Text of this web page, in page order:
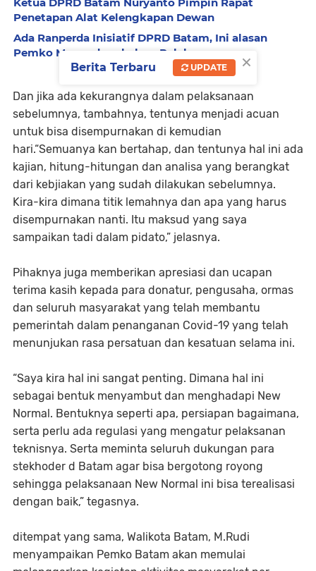
Penetapan Alat Kelengkapan Dewan
Ada Ranperda Inisiatif DPRD Batam, Ini alasan
Pemko Menunda sebelum Pelaksanaan
Dan jika ada kekurangnya dalam pelaksanaan
sebelumnya, tambahnya, tentunya menjadi acuan
untuk bisa disempurnakan di kemudian
hari.“Semuanya kan bertahap, dan tentunya hal ini ada
kajian, hitung-hitungan dan analisa yang berangkat
dari kebjiakan yang sudah dilakukan sebelumnya.
Kira-kira dimana titik lemahnya dan apa yang harus
disempurnakan nanti. Itu maksud yang saya
sampaikan tadi dalam pidato,” jelasnya.
Pihaknya juga memberikan apresiasi dan ucapan
terima kasih kepada para donatur, pengusaha, ormas
dan seluruh masyarakat yang telah membantu
pemerintah dalam penanganan Covid-19 yang telah
menunjukan rasa persatuan dan kesatuan selama ini.
“Saya kira hal ini sangat penting. Dimana hal ini
sebagai bentuk menyambut dan menghadapi New
Normal. Bentuknya seperti apa, persiapan bagaimana,
serta perlu ada regulasi yang mengatur pelaksanan
teknisnya. Serta meminta seluruh dukungan para
stekhoder d Batam agar bisa bergotong royong
sehingga pelaksanaan New Normal ini bisa terealisasi
dengan baik,” tegasnya.
ditempat yang sama, Walikota Batam, M.Rudi
menyampaikan Pemko Batam akan memulai
×
Berita Terbaru UPDATE